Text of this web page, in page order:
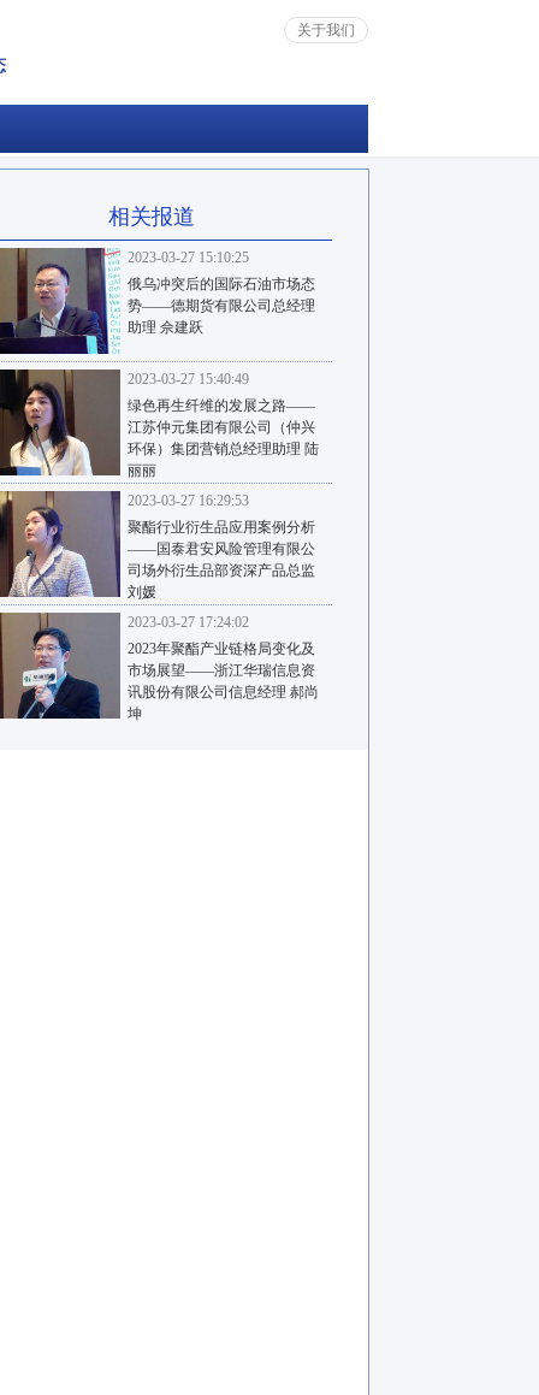
关于我们
相关报道
2023-03-27 15:10:25
俄乌冲突后的国际石油市场态
势——德期货有限公司总经理
助理 佘建跃
2023-03-27 15:40:49
绿色再生纤维的发展之路——
江苏仲元集团有限公司（仲兴
环保）集团营销总经理助理 陆
丽丽
2023-03-27 16:29:53
聚酯行业衍生品应用案例分析
——国泰君安风险管理有限公
司场外衍生品部资深产品总监
刘媛
2023-03-27 17:24:02
2023年聚酯产业链格局变化及
市场展望——浙江华瑞信息资
讯股份有限公司信息经理 郝尚
坤